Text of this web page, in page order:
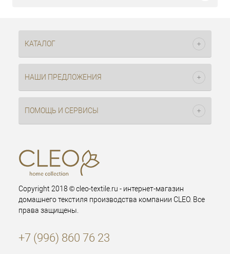
КАТАЛОГ
НАШИ ПРЕДЛОЖЕНИЯ
ПОМОЩЬ И СЕРВИСЫ
Copyright 2018 © cleo-textile.ru - интернет-магазин
домашнего текстиля производства компании CLEO. Все
права защищены.
+7 (996) 860 76 23